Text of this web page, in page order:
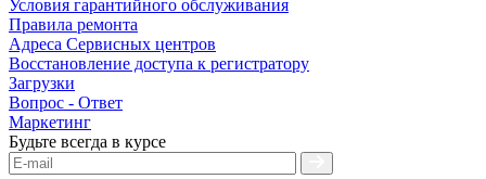
Условия гарантийного обслуживания
Правила ремонта
Адреса Сервисных центров
Восстановление доступа к регистратору
Загрузки
Вопрос - Ответ
Маркетинг
Будьте всегда в курсе